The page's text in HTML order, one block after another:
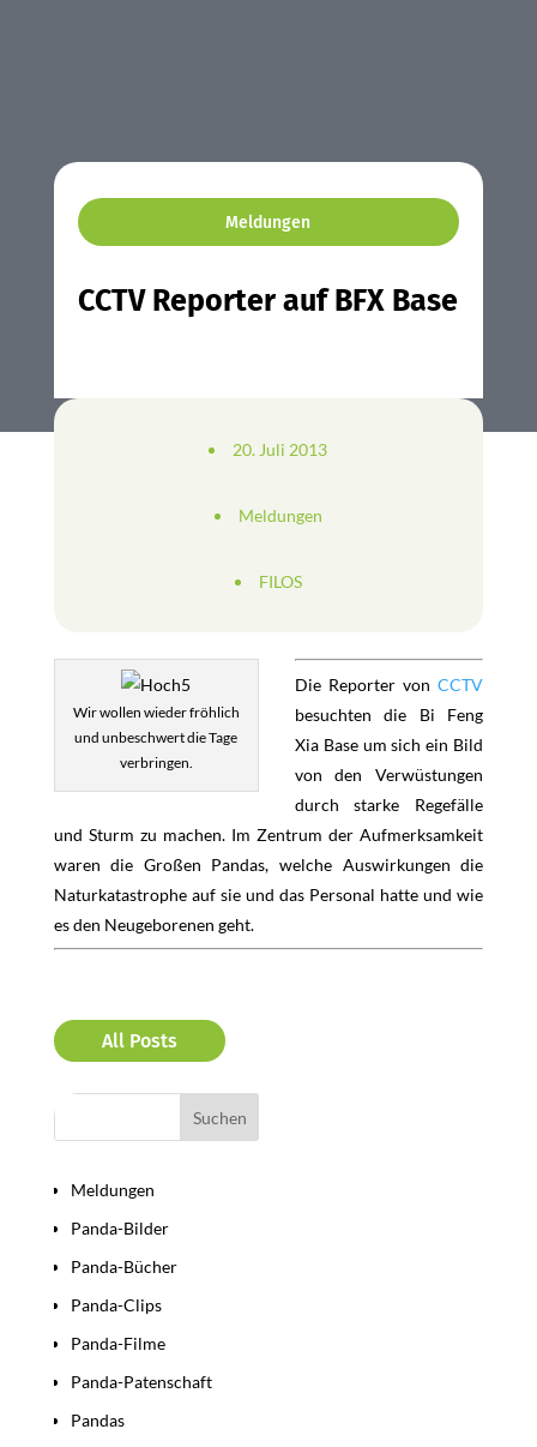
Meldungen
CCTV Reporter auf BFX Base
20. Juli 2013
Meldungen
FILOS
Wir wollen wieder fröhlich
und unbeschwert die Tage
verbringen.
Die Reporter vonCCTV
besuchten die Bi Feng
Xia Base um sich ein Bild
von den Verwüstungen
durch starke Regefälle
und Sturm zu machen. Im Zentrum der Aufmerksamkeit
waren die Großen Pandas, welche Auswirkungen die
Naturkatastrophe auf sie und das Personal hatte und wie
es den Neugeborenen geht.
All Posts
Meldungen
Panda-Bilder
Panda-Bücher
Panda-Clips
Panda-Filme
Panda-Patenschaft
Pandas